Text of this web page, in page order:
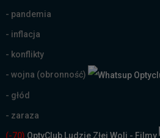
- pandemia
- inflacja
- konflikty
- wojna (obronność)
- głód
- zaraza
(-70) OptyClub Ludzie Złej Woli - Filmy